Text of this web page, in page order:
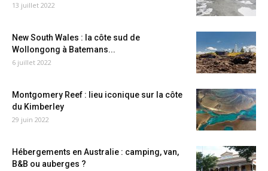
13 juillet 2022
New South Wales : la côte sud de
Wollongong à Batemans...
6 juillet 2022
Montgomery Reef : lieu iconique sur la côte
du Kimberley
29 juin 2022
Hébergements en Australie : camping, van,
B&B ou auberges ?